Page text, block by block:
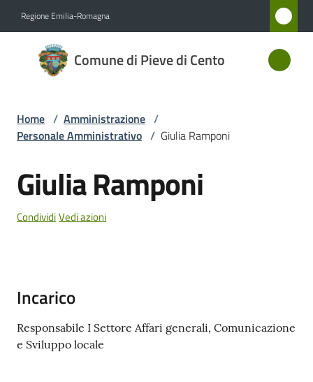
Regione Emilia-Romagna
Comune di Pieve di Cento
Comune
di Pieve
Novità
Servizi
di
Home / Amministrazione /
Personale Amministrativo / Giulia Ramponi
Salta al contenuto
Giulia Ramponi
CondividiVedi azioni
Incarico
Responsabile I Settore Affari generali, Comunicazione
e Sviluppo locale